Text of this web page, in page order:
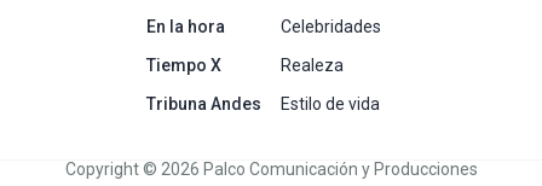
En la hora abre en nueva pestaña
Tiempo Xabre en nueva pestaña
Tribuna Andes abre en nueva pestaña
Celebridades
Realeza
Estilo de vida
Copyright © 2026 Palco Comunicación y Producciones